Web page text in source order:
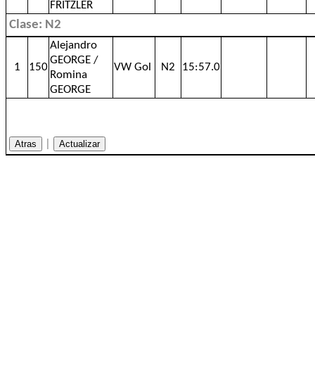
FRITZLER
Clase: N2
1 150
Alejandro
GEORGE /
Romina
GEORGE
VW Gol N2 15:57.0